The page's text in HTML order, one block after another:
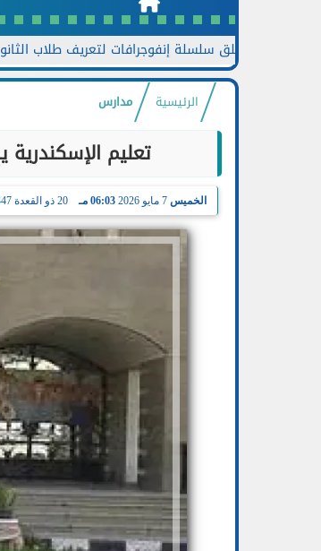
تطلق سلسلة إنفوجرافات لتعريف طلاب الثانوية
الرئيسية مدارس
تعليم الإسكندرية يفصل طالبتين 15
الخميس 7 مايو 2026 06:03 مـ 20 ذو القعدة 1447